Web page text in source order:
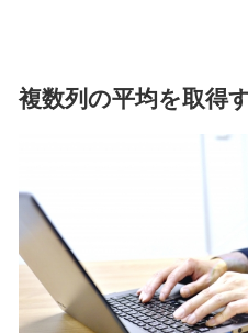
複数列の平均を取得